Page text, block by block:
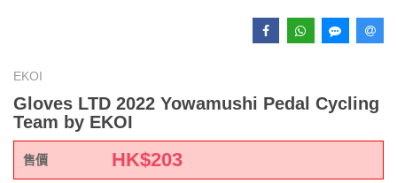
EKOI
Gloves LTD 2022 Yowamushi Pedal Cycling
Team by EKOI
售價 HK$203